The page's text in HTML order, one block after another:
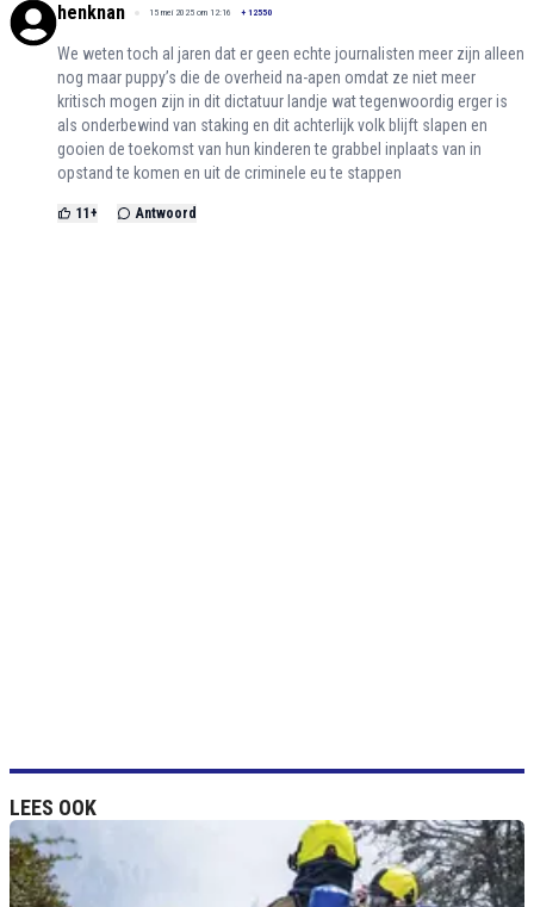
henknan 15 mei 2025 om 12:16 + 12550
We weten toch al jaren dat er geen echte journalisten meer zijn alleen
nog maar puppy’s die de overheid na-apen omdat ze niet meer
kritisch mogen zijn in dit dictatuur landje wat tegenwoordig erger is
als onderbewind van staking en dit achterlijk volk blijft slapen en
gooien de toekomst van hun kinderen te grabbel inplaats van in
opstand te komen en uit de criminele eu te stappen
11 + Antwoord
LEES OOK